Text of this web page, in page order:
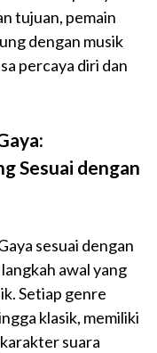
tujuan, pemain
dengan musik
percaya diri dan
Sesuai dengan
sesuai dengan
awal yang
Setiap genre
klasik, memiliki
suara